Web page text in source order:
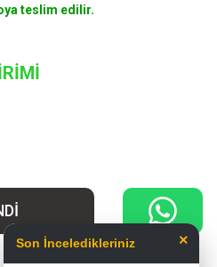
teslim edilir.
Son İnceledikleriniz ×